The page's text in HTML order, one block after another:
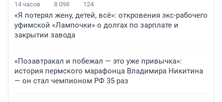
14 часов 8 098 124
«Я потерял жену, детей, всё»: откровения экс-рабочего
уфимской «Лампочки» о долгах по зарплате и
закрытии завода
«Позавтракал и побежал — это уже привычка»:
история пермского марафонца Владимира Никитина
— он стал чемпионом РФ 35 раз